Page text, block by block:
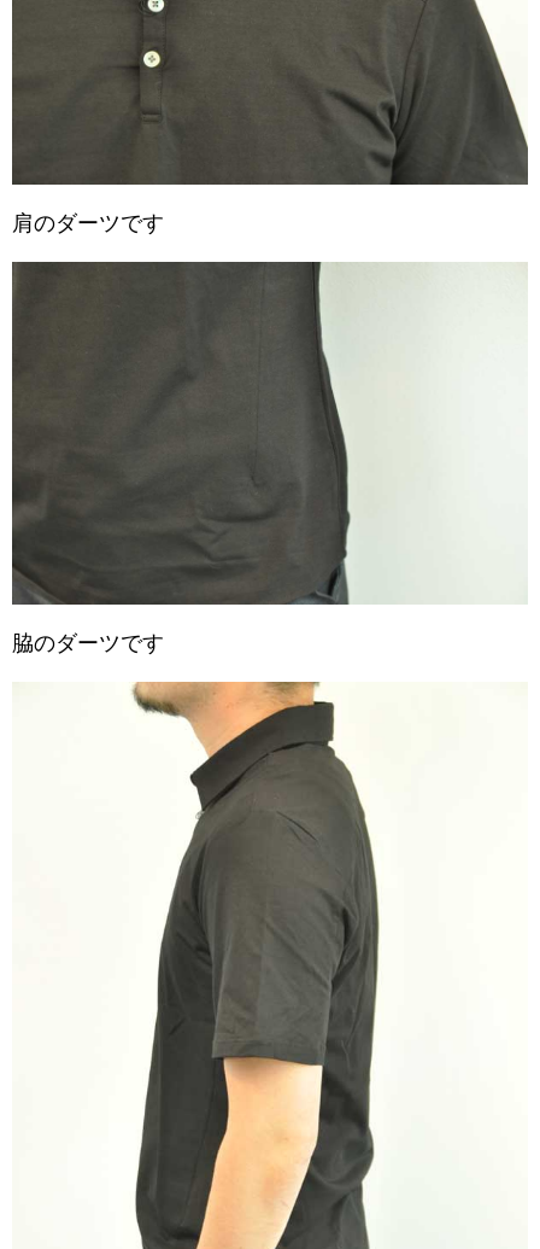
肩のダーツです
脇のダーツです